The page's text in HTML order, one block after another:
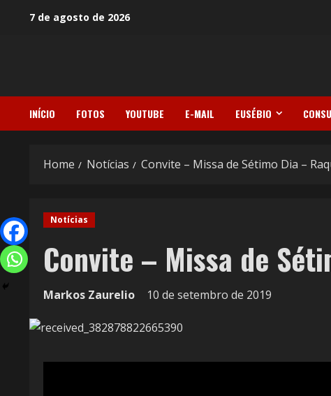
7 de agosto de 2026
INÍCIO FOTOS YOUTUBE E-MAIL EUSÉBIO
Home Notícias Convite – Missa de Sétimo Dia –
Notícias
Convite – Missa de
Markos Zaurelio 10 de setembro de 2019